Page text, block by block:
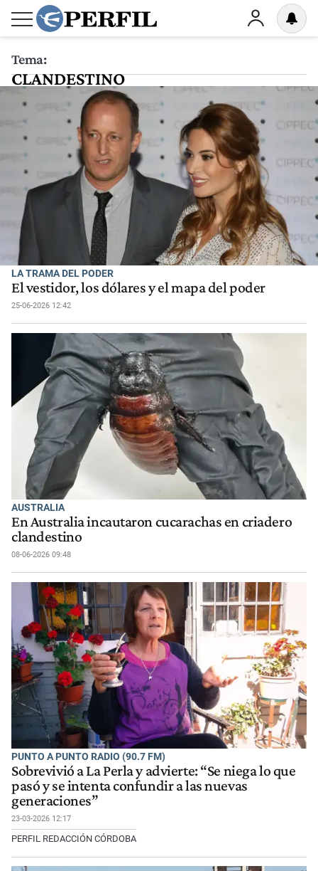
Tema:
CLANDESTINO
LA TRAMA DEL PODER
El vestidor, los dólares y el mapa del poder
25-06-2026 12:42
AUSTRALIA
En Australia incautaron cucarachas en criadero
clandestino
08-06-2026 09:48
PUNTO A PUNTO RADIO (90.7 FM)
Sobrevivió a La Perla y advierte: “Se niega lo que
pasó y se intenta confundir a las nuevas
generaciones”
23-03-2026 12:17
PERFIL REDACCIÓN CÓRDOBA